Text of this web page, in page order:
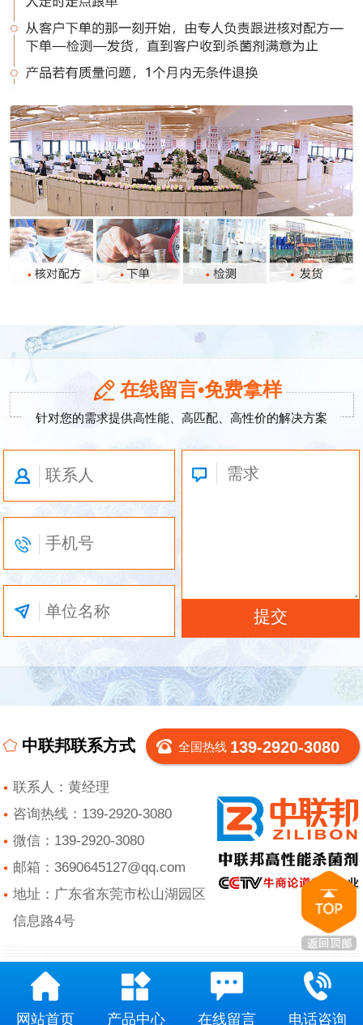
在线留言•免费拿样
针对您的需求提供高性能、高匹配、高性价的解决方案
中联邦联系方式 全国热线 139-2920-3080
联系人：黄经理
咨询热线：139-2920-3080
微信：139-2920-3080
邮箱：3690645127@qq.com
地址：广东省东莞市松山湖园区
信息路4号
网站首页 产品中心 在线留言 电话咨询